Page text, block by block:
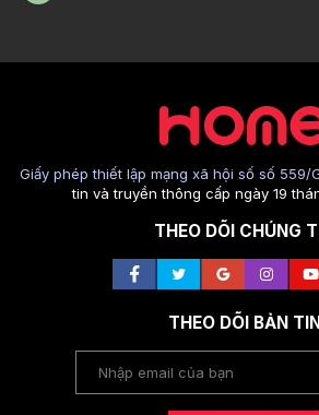
Giấy phép thiết lập mạng xã hội số số 559/
tin và truyền thông cấp ngày 19
THEO DÕI CHÚNG
THEO DÕI BẢN